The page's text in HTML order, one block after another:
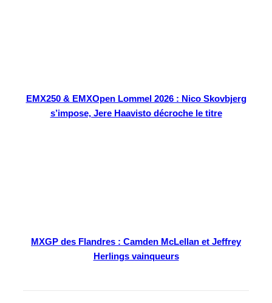
EMX250 & EMXOpen Lommel 2026 : Nico Skovbjerg
s’impose, Jere Haavisto décroche le titre
MXGP des Flandres : Camden McLellan et Jeffrey
Herlings vainqueurs